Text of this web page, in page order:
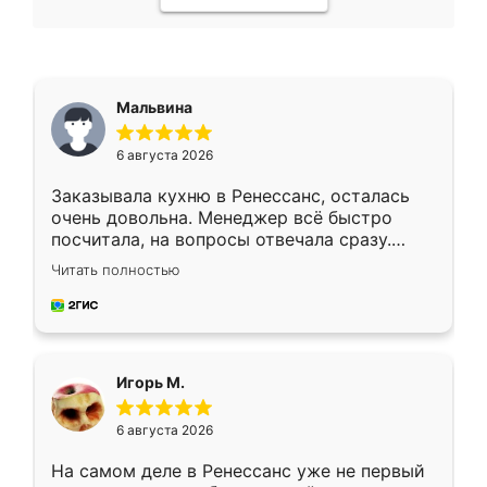
Мальвина
6 августа 2026
Заказывала кухню в Ренессанс, осталась
очень довольна. Менеджер всё быстро
посчитала, на вопросы отвечала сразу.
Замерщик приехал в субботу, подошёл к
делу со всей ответственностью. Собрали
за день, ребята работали аккуратно, даже
Читать полностью
Игорь М.
6 августа 2026
На самом деле в Ренессанс уже не первый